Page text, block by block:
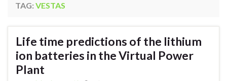
TAG: VESTAS
Life time predictions of the lithium
ion batteries in the Virtual Power
Plant